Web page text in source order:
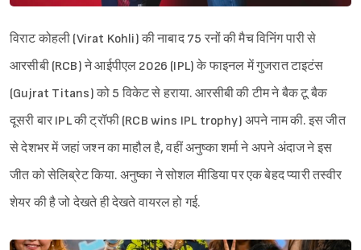
विराट कोहली (Virat Kohli) की नाबाद 75 रनों की मैच विनिंग पारी से
आरसीबी (RCB) ने आईपीएल 2026 (IPL) के फाइनल में गुजरात टाइटंस
(Gujrat Titans) को 5 विकेट से हराया. आरसीबी की टीम ने बैक टू बैक
दूसरी बार IPL की ट्रॉफी (RCB wins IPL trophy) अपने नाम की. इस जीत
से देशभर में जहां जश्न का माहौल है, वहीं अनुष्का शर्मा ने अपने अंदाज ने इस
जीत को सेलिब्रेट किया. अनुष्का ने सोशल मीडिया पर एक बेहद प्यारी तस्वीर
शेयर की है जो देखते ही देखते वायरल हो गई.